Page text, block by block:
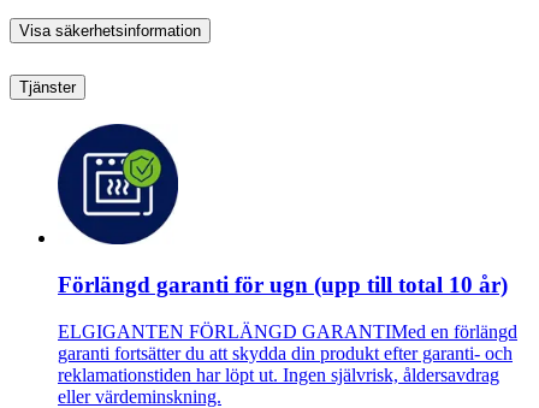
Visa säkerhetsinformation
Tjänster
Förlängd garanti för ugn (upp till total 10 år)
ELGIGANTEN FÖRLÄNGD GARANTIMed en förlängd
garanti fortsätter du att skydda din produkt efter garanti- och
reklamationstiden har löpt ut. Ingen självrisk, åldersavdrag
eller värdeminskning.